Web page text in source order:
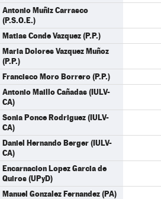
Antonio Muñiz Carrasco
(P.S.O.E.)
Matias Conde Vazquez (P.P.)
Maria Dolores Vazquez Muñoz
(P.P.)
Francisco Moro Borrero (P.P.)
Antonio Maillo Cañadas (IULV-
CA)
Sonia Ponce Rodriguez (IULV-
CA)
Daniel Hernando Berger (IULV-
CA)
Encarnacion Lopez Garcia de
Quiros (UPyD)
Manuel Gonzalez Fernandez (PA)